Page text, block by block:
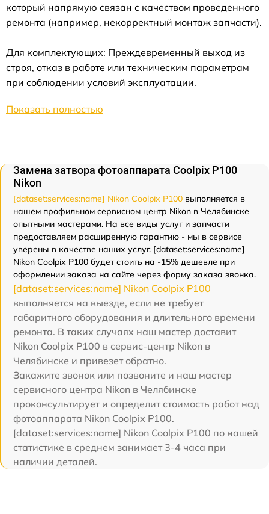
который напрямую связан с качеством проведенного
ремонта (например, некорректный монтаж запчасти).
Для комплектующих: Преждевременный выход из
строя, отказ в работе или техническим параметрам
при соблюдении условий эксплуатации.
Показать полностью
Замена затвора фотоаппарата Coolpix P100
Nikon
[dataset:services:name] Nikon Coolpix P100 выполняется в
нашем профильном сервисном центр Nikon в Челябинске
опытными мастерами. На все виды услуг и запчасти
предоставляем расширенную гарантию - мы в сервисе
уверены в качестве наших услуг. [dataset:services:name]
Nikon Coolpix P100 будет стоить на -15% дешевле при
оформлении заказа на сайте через форму заказа звонка.
[dataset:services:name] Nikon Coolpix P100
выполняется на выезде, если не требует
габаритного оборудования и длительного времени
ремонта. В таких случаях наш мастер доставит
Nikon Coolpix P100 в сервис-центр Nikon в
Челябинске и привезет обратно.
Закажите звонок или позвоните и наш мастер
сервисного центра Nikon в Челябинске
проконсультирует и определит стоимость работ над
фотоаппарата Nikon Coolpix P100.
[dataset:services:name] Nikon Coolpix P100 по нашей
статистике в среднем занимает 3-4 часа при
наличии деталей.